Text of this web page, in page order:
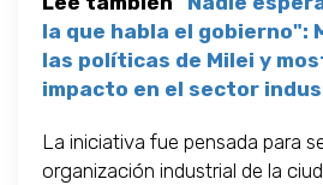
la que habla el gobierno":
las políticas de Milei y
impacto en el sector
La iniciativa fue pensada para
organización industrial de la